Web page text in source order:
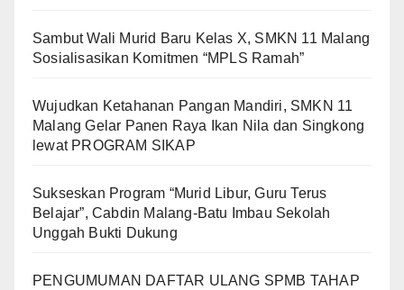
Sambut Wali Murid Baru Kelas X, SMKN 11 Malang
Sosialisasikan Komitmen “MPLS Ramah”
Wujudkan Ketahanan Pangan Mandiri, SMKN 11
Malang Gelar Panen Raya Ikan Nila dan Singkong
lewat PROGRAM SIKAP
Sukseskan Program “Murid Libur, Guru Terus
Belajar”, Cabdin Malang-Batu Imbau Sekolah
Unggah Bukti Dukung
PENGUMUMAN DAFTAR ULANG SPMB TAHAP